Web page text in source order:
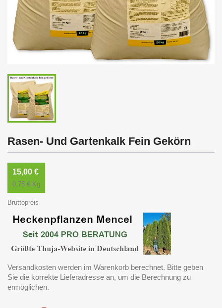
Rasen- Und Gartenkalk Fein Gekörn
15,00 €
0,75 € Kg
Bruttopreis
Versandkosten werden im Warenkorb berechnet. Bitte geben
Sie die korrekte Lieferadresse an, um die Berechnung zu
ermöglichen.